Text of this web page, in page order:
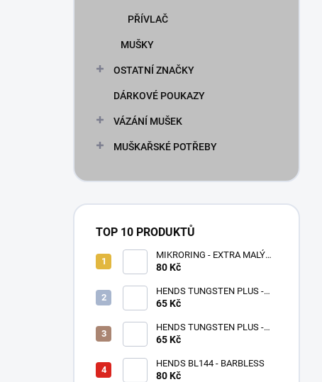
PŘÍVLAČ
MUŠKY
OSTATNÍ ZNAČKY
DÁRKOVÉ POUKAZY
VÁZÁNÍ MUŠEK
MUŠKAŘSKÉ POTŘEBY
TOP 10 PRODUKTŮ
MIKRORING - EXTRA MALÝ
80 Kč
HENDS TUNGSTEN PLUS -
65 Kč
HENDS TUNGSTEN PLUS -
RŮŽOVÁ ANODIZOVANÁ
65 Kč
HENDS BL144 - BARBLESS
80 Kč